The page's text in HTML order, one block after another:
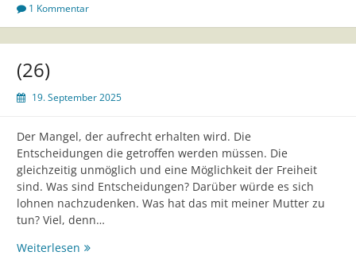
1 Kommentar
(26)
19. September 2025
Der Mangel, der aufrecht erhalten wird. Die
Entscheidungen die getroffen werden müssen. Die
gleichzeitig unmöglich und eine Möglichkeit der Freiheit
sind. Was sind Entscheidungen? Darüber würde es sich
lohnen nachzudenken. Was hat das mit meiner Mutter zu
tun? Viel, denn…
Weiterlesen (26)